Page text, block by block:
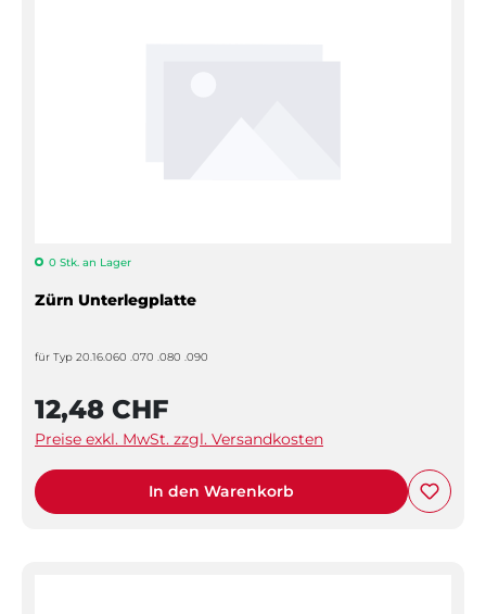
0 Stk. an Lager
Zürn Unterlegplatte
für Typ 20.16.060 .070 .080 .090
12,48 CHF
Preise exkl. MwSt. zzgl. Versandkosten
In den Warenkorb